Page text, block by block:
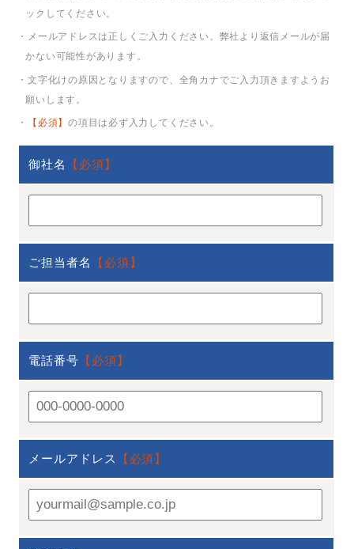
ックしてください。
・メールアドレスは正しくご入力ください。弊社より返信メールが届
かない可能性があります。
・文字化けの原因となりますので、全角カナでご入力頂きますようお
願いします。
・ 【必須】の項目は必ず入力してください。
御社名 【必須】
ご担当者名 【必須】
電話番号 【必須】
メールアドレス 【必須】